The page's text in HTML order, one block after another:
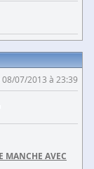
08/07/2013 à 23:39
MANCHE AVEC